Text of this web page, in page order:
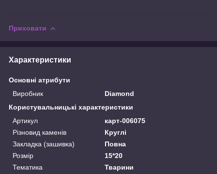
Приховати
Характеристики
Основні атрибути
Виробник
Diamond
Користувальницькі характеристики
Артикул
карт-006075
Різновид каменів
Круглі
Закладка (зашивка)
Повна
Розмір
15*20
Тематика
Тварини